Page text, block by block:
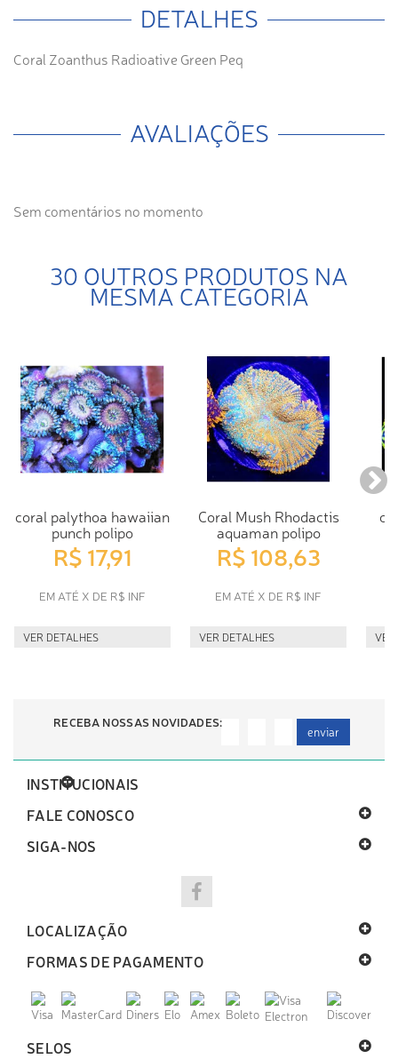
DETALHES
Coral Zoanthus Radioative Green Peq
AVALIAÇÕES
Sem comentários no momento
30 OUTROS PRODUTOS NA
MESMA CATEGORIA
coral palythoa hawaiian
punch polipo
R$ 17,91
EM ATÉ X DE R$ INF
VER DETALHES
Coral Mush Rhodactis
aquaman polipo
R$ 108,63
EM ATÉ X DE R$ INF
VER DETALHES VER
RECEBA NOSSAS NOVIDADES:
enviar
INSTITUCIONAIS
FALE CONOSCO
SIGA-NOS
LOCALIZAÇÃO
FORMAS DE PAGAMENTO
SELOS